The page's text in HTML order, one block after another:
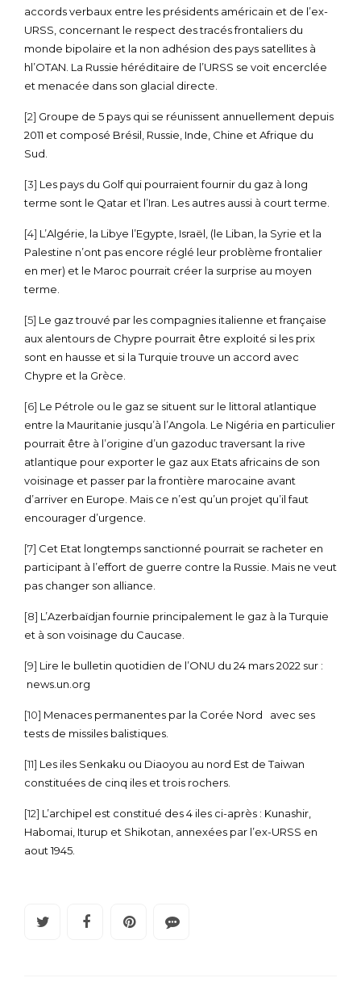
accords verbaux entre les présidents américain et de l’ex-
URSS, concernant le respect des tracés frontaliers du
monde bipolaire et la non adhésion des pays satellites à
hl’OTAN. La Russie héréditaire de l’URSS se voit encerclée
et menacée dans son glacial directe.
[2] Groupe de 5 pays qui se réunissent annuellement depuis
2011 et composé Brésil, Russie, Inde, Chine et Afrique du
Sud.
[3] Les pays du Golf qui pourraient fournir du gaz à long
terme sont le Qatar et l’Iran. Les autres aussi à court terme.
[4] L’Algérie, la Libye l’Egypte, Israël, (le Liban, la Syrie et la
Palestine n’ont pas encore réglé leur problème frontalier
en mer) et le Maroc pourrait créer la surprise au moyen
terme.
[5] Le gaz trouvé par les compagnies italienne et française
aux alentours de Chypre pourrait être exploité si les prix
sont en hausse et si la Turquie trouve un accord avec
Chypre et la Grèce.
[6] Le Pétrole ou le gaz se situent sur le littoral atlantique
entre la Mauritanie jusqu’à l’Angola. Le Nigéria en particulier
pourrait être à l’origine d’un gazoduc traversant la rive
atlantique pour exporter le gaz aux Etats africains de son
voisinage et passer par la frontière marocaine avant
d’arriver en Europe. Mais ce n’est qu’un projet qu’il faut
encourager d’urgence.
[7] Cet Etat longtemps sanctionné pourrait se racheter en
participant à l’effort de guerre contre la Russie. Mais ne veut
pas changer son alliance.
[8] L’Azerbaïdjan fournie principalement le gaz à la Turquie
et à son voisinage du Caucase.
[9] Lire le bulletin quotidien de l’ONU du 24 mars 2022 sur :
news.un.org
[10] Menaces permanentes par la Corée Nord avec ses
tests de missiles balistiques.
[11] Les iles Senkaku ou Diaoyou au nord Est de Taiwan
constituées de cinq iles et trois rochers.
[12] L’archipel est constitué des 4 iles ci-après : Kunashir,
Habomai, Iturup et Shikotan, annexées par l’ex-URSS en
aout 1945.